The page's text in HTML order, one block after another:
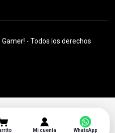
- Todos los derechos
Mi cuenta